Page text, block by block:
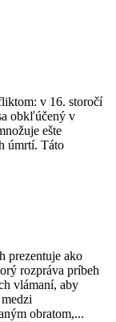
v 16. storočí
obkľúčený v
ešte
úmrtí. Táto
prezentuje ako
rozpráva príbeh
vlámaní, aby
obratom,...